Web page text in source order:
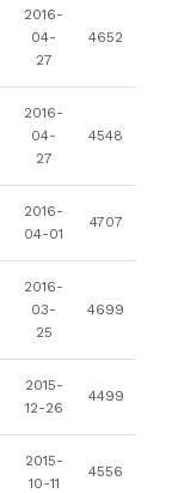
2016-
04-
27
4652
2016-
04-
27
4548
2016-
04-01
4707
2016-
03-
25
4699
2015-
12-26
4499
2015-
10-11
4556